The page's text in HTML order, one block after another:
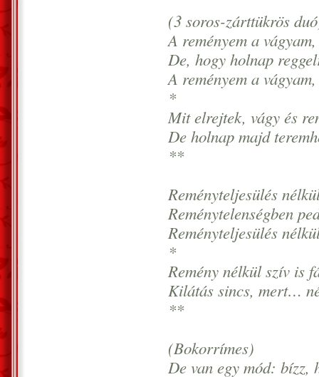
(3 soros-zárttükrös
A reményem a
De, hogy holnap
A reményem a
*
Mit elrejtek, vágy és
De holnap majd
**
Reményteljesülés
Reménytelenségben
Reményteljesülés
*
Remény nélkül szív is
Kilátás sincs, mert…
**
(Bokorrímes)
De van egy mód: bízz,